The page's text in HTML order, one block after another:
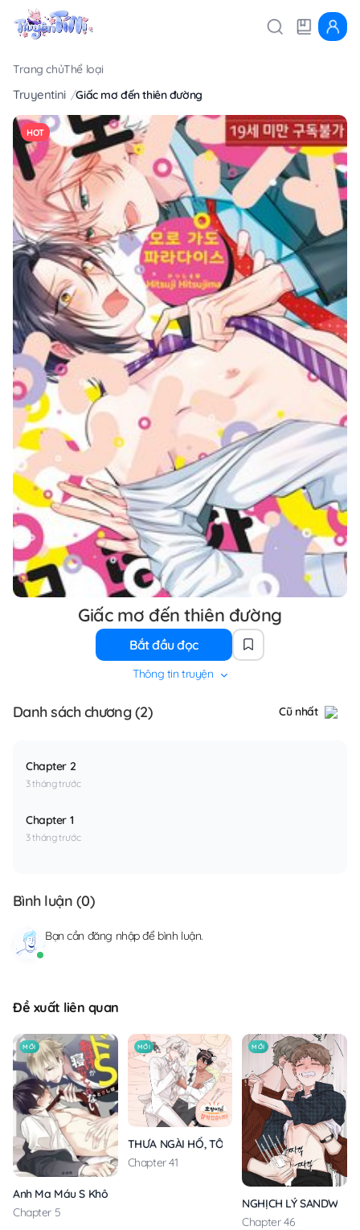
Trang chủThể loại
Truyentini Giấc mơ đến thiên đường
HOT
Giấc mơ đến thiên đường
Bắt đầu đọc
Thông tin truyện
Danh sách chương (2) Cũ nhất
Chapter 2
3 tháng trước
Chapter 1
3 tháng trước
Bình luận (0)
Bạn cần đăng nhậpđể bình luận.
Đề xuất liên quan
MỚI
Anh Ma Máu S Không Cho Tôi Ngủ Yên
Chapter 5
MỚI
THƯA NGÀI HỔ, TÔI ĐÃ ĂN RẤT NGON MIỆNG
Chapter 41
MỚI
NGHỊCH LÝ SANDWICH
Chapter 46